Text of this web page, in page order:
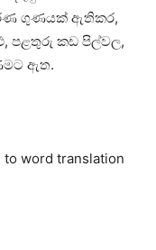
ගුණයක්‌ ඇතිකර,
පළතුරු කඩ පිල්වල,
ඇත.
to word translation